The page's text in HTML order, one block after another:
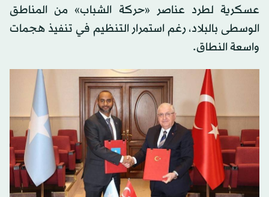
عسكرية لطرد عناصر «حركة الشباب» من المناطق
الوسطى بالبلاد، رغم استمرار التنظيم في تنفيذ هجمات
واسعة النطاق.